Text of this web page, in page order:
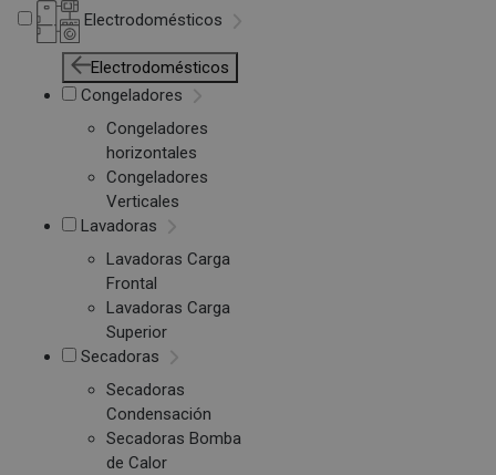
Electrodomésticos
Electrodomésticos
Congeladores
Congeladores
horizontales
Congeladores
Verticales
Lavadoras
Lavadoras Carga
Frontal
Lavadoras Carga
Superior
Secadoras
Secadoras
Condensación
Secadoras Bomba
de Calor